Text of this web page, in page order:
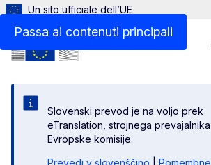
Passa ai contenuti principali
Un sito ufficiale dell’UE
Slovenski prevod je na voljo prek
eTranslation, strojnega prevajalnika
Evropske komisije.
Prevedi v slovenščino
Pomembne
Menu